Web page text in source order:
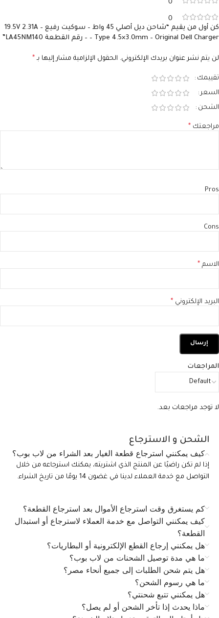
0
0
المراجعات
لا توجد مراجعات بعد.
كن أول من يقيم “شاحن ديل أصلي 45 واط – سوكيت رفيع – 19.5V 2.31A
– Type 4.5×3.0mm – Original Dell Charger – رقم القطعة LA45NM140”
لن يتم نشر عنوان بريدك الإلكتروني. الحقول الإلزامية مشار إليها بـ *
تقييمك
السعر
الشحن
مراجعتك *
Pros
Cons
الاسم *
البريد الإلكتروني *
الشحن و الاسترجاع
كيف يمكنني استرجاع قطعة الغيار بعد الشراء من لاب بوب؟
إذا لم تكن راضيًا عن المنتج الذي اشتريته، يمكنك استرجاعه من خلال
التواصل مع خدمة العملاء لدينا في غضون 14 يومًا من تاريخ الشراء.
كم يستغرق وقت استرجاع الأموال بعد استرجاع القطعة؟
كيف يمكنني التواصل مع خدمة العملاء لاسترجاع أو استبدال
القطعة؟
هل يمكنني إرجاع القطع الإلكترونية أو البطاريات؟
ما هي مدة توصيل الشحنات من لاب بوب؟
هل يتم شحن الطلبات إلى جميع أنحاء مصر؟
ما هي رسوم الشحن؟
هل يمكنني تتبع شحنتي؟
ماذا يحدث إذا تأخر الشحن أو لم يصل؟